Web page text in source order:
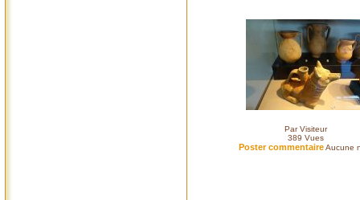
Par Visiteur
389 Vues
Poster commentaireAucune